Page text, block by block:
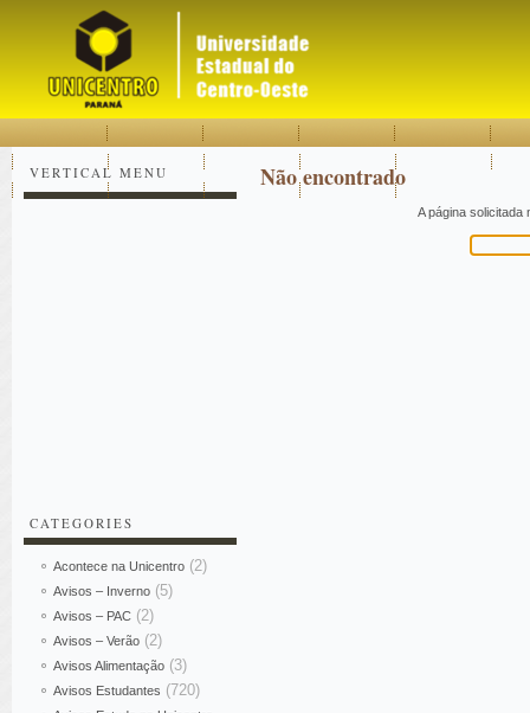
VERTICAL MENU
CATEGORIES
Acontece na Unicentro (2)
Avisos – Inverno (5)
Avisos – PAC (2)
Avisos – Verão (2)
Avisos Alimentação (3)
Avisos Estudantes (720)
Não encontrado
A página solicitada
Pesquisar